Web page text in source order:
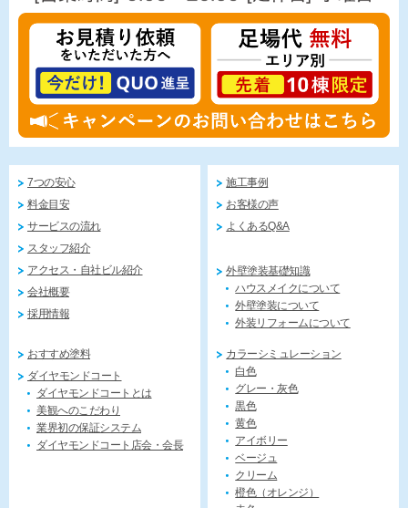
7つの安心
料金目安
サービスの流れ
スタッフ紹介
アクセス・自社ビル紹介
会社概要
採用情報
施工事例
お客様の声
よくあるQ&A
外壁塗装基礎知識
ハウスメイクについて
外壁塗装について
外装リフォームについて
おすすめ塗料
ダイヤモンドコート
ダイヤモンドコートとは
美観へのこだわり
業界初の保証システム
ダイヤモンドコート店会・会長
カラーシミュレーション
白色
グレー・灰色
黒色
黄色
アイボリー
ベージュ
クリーム
橙色（オレンジ）